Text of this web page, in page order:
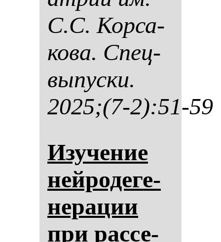
С.С. Кор­са­
ко­ва. Спец­
вы­пус­ки.
2025;(7-2):51-59
Изу­че­ние
ней­ро­де­ге­
не­ра­ции
при рас­се­